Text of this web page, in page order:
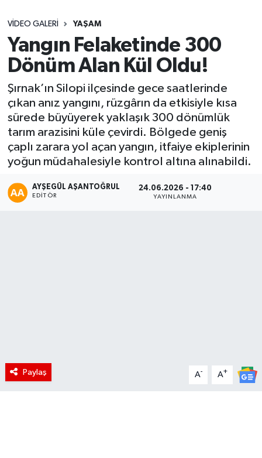
VIDEO GALERI YAŞAM
Yangın Felaketinde 300
Dönüm Alan Kül Oldu!
Şırnak’ın Silopi ilçesinde gece saatlerinde
çıkan anız yangını, rüzgârın da etkisiyle kısa
sürede büyüyerek yaklaşık 300 dönümlük
tarım arazisini küle çevirdi. Bölgede geniş
çaplı zarara yol açan yangın, itfaiye ekiplerinin
yoğun müdahalesiyle kontrol altına alınabildi.
AYŞEGÜL AŞANTOĞRUL
EDITÖR
24.06.2026 - 17:40
YAYINLANMA
Paylaş A- A+
Sağlık
Seri İlan